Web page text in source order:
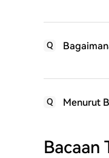
Q
Q Menurut
Bacaan